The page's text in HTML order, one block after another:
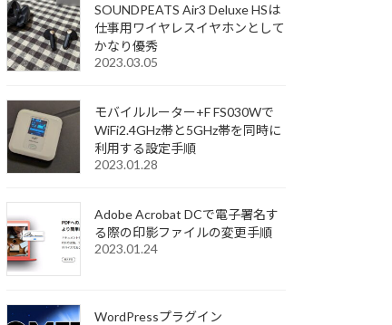
SOUNDPEATS Air3 Deluxe HSは
仕事用ワイヤレスイヤホンとして
かなり優秀
2023.03.05
モバイルルーター+F FS030Wで
WiFi2.4GHz帯と5GHz帯を同時に
利用する設定手順
2023.01.28
Adobe Acrobat DCで電子署名す
る際の印影ファイルの変更手順
2023.01.24
WordPressプラグイン